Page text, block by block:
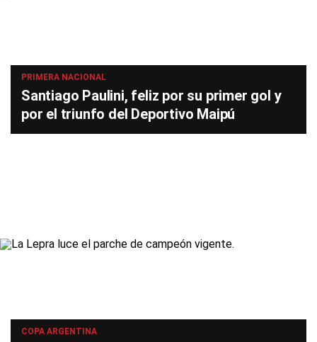
PRIMERA NACIONAL
Santiago Paulini, feliz por su primer gol y
por el triunfo del Deportivo Maipú
COPA ARGENTINA